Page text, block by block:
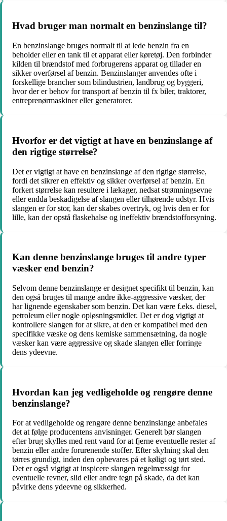
Hvad bruger man normalt en benzinslange til?
En benzinslange bruges normalt til at lede benzin fra en
beholder eller en tank til et apparat eller køretøj. Den forbinder
kilden til brændstof med forbrugerens apparat og tillader en
sikker overførsel af benzin. Benzinslanger anvendes ofte i
forskellige brancher som bilindustrien, landbrug og byggeri,
hvor der er behov for transport af benzin til fx biler, traktorer,
entreprenørmaskiner eller generatorer.
Hvorfor er det vigtigt at have en benzinslange af
den rigtige størrelse?
Det er vigtigt at have en benzinslange af den rigtige størrelse,
fordi det sikrer en effektiv og sikker overførsel af benzin. En
forkert størrelse kan resultere i lækager, nedsat strømningsevne
eller endda beskadigelse af slangen eller tilhørende udstyr. Hvis
slangen er for stor, kan der skabes overtryk, og hvis den er for
lille, kan der opstå flaskehalse og ineffektiv brændstofforsyning.
Kan denne benzinslange bruges til andre typer
væsker end benzin?
Selvom denne benzinslange er designet specifikt til benzin, kan
den også bruges til mange andre ikke-aggressive væsker, der
har lignende egenskaber som benzin. Det kan være f.eks. diesel,
petroleum eller nogle opløsningsmidler. Det er dog vigtigt at
kontrollere slangen for at sikre, at den er kompatibel med den
specifikke væske og dens kemiske sammensætning, da nogle
væsker kan være aggressive og skade slangen eller forringe
dens ydeevne.
Hvordan kan jeg vedligeholde og rengøre denne
benzinslange?
For at vedligeholde og rengøre denne benzinslange anbefales
det at følge producentens anvisninger. Generelt bør slangen
efter brug skylles med rent vand for at fjerne eventuelle rester af
benzin eller andre forurenende stoffer. Efter skylning skal den
tørres grundigt, inden den opbevares på et køligt og tørt sted.
Det er også vigtigt at inspicere slangen regelmæssigt for
eventuelle revner, slid eller andre tegn på skade, da det kan
påvirke dens ydeevne og sikkerhed.